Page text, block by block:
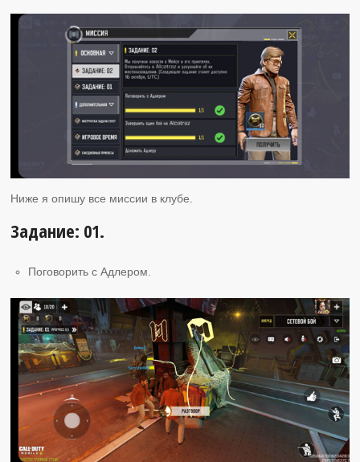
Ниже я опишу все миссии в клубе.
Задание: 01.
Поговорить с Адлером.